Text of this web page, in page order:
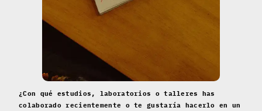
¿Con qué estudios, laboratorios o talleres has
colaborado recientemente o te gustaría hacerlo en un